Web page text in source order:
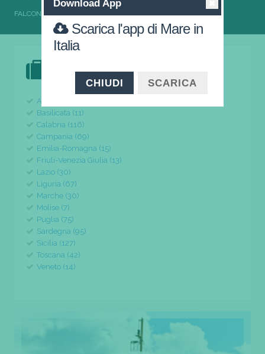
FALCONE NEL CUORE DELLA SICILIA
Abruzzo (24)
Basilicata (11)
Calabria (116)
Campania (69)
Emilia-Romagna (15)
Friuli-Venezia Giulia (13)
Lazio (30)
Liguria (67)
Marche (30)
Molise (7)
Puglia (75)
Sardegna (95)
Sicilia (127)
Toscana (42)
Veneto (14)
Download App
Scarica l'app di Mare in
Italia
CHIUDI SCARICA